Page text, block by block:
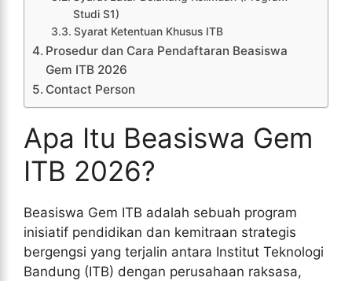
Studi S1)
Syarat Ketentuan Khusus ITB
Prosedur dan Cara Pendaftaran Beasiswa
Gem ITB 2026
Contact Person
Apa Itu Beasiswa Gem
ITB 2026?
Beasiswa Gem ITB adalah sebuah program
inisiatif pendidikan dan kemitraan strategis
bergengsi yang terjalin antara Institut Teknologi
Bandung (ITB) dengan perusahaan raksasa,